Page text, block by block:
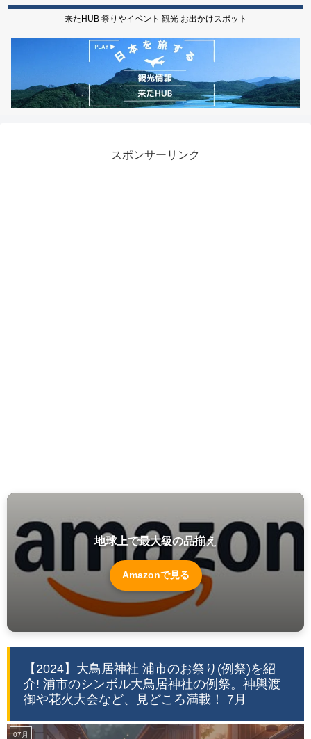
来たHUB 祭りやイベント 観光 お出かけスポット
スポンサーリンク
地球上で最大級の品揃え
Amazonで見る
【2024】大鳥居神社 浦市のお祭り(例祭)を紹
介! 浦市のシンボル大鳥居神社の例祭。神輿渡
御や花火大会など、見どころ満載！ 7月
07月